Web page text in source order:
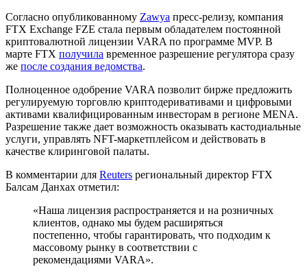
Согласно опубликованному Zawya пресс-релизу, компания
FTX Exchange FZE стала первым обладателем постоянной
криптовалютной лицензии VARA по программе MVP. В
марте FTX получила временное разрешение регулятора сразу
же после создания ведомства.
Полноценное одобрение VARA позволит бирже предложить
регулируемую торговлю криптодеривативами и цифровыми
активами квалифицированным инвесторам в регионе MENA.
Разрешение также дает возможность оказывать кастодиальные
услуги, управлять NFT-маркетплейсом и действовать в
качестве клиринговой палаты.
В комментарии для Reuters региональный директор FTX
Балсам Данхах отметил:
«Наша лицензия распространяется и на розничных
клиентов, однако мы будем расширяться
постепенно, чтобы гарантировать, что подходим к
массовому рынку в соответствии с
рекомендациями VARA».